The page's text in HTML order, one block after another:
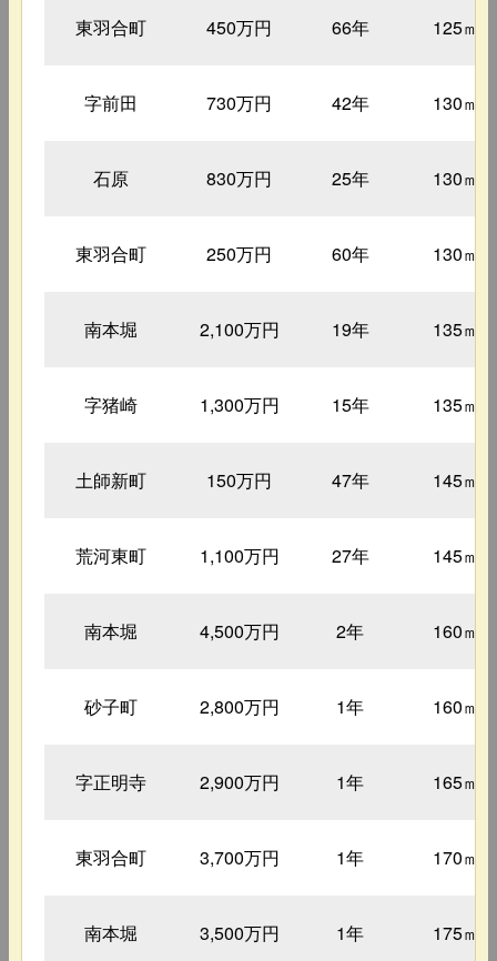
東羽合町 450万円 66年 125㎡
字前田 730万円 42年 130㎡
石原 830万円 25年 130㎡
東羽合町 250万円 60年 130㎡
南本堀 2,100万円 19年 135㎡
字猪崎 1,300万円 15年 135㎡
土師新町 150万円 47年 145㎡
荒河東町 1,100万円 27年 145㎡
南本堀 4,500万円 2年 160㎡
砂子町 2,800万円 1年 160㎡
字正明寺 2,900万円 1年 165㎡
東羽合町 3,700万円 1年 170㎡
南本堀 3,500万円 1年 175㎡